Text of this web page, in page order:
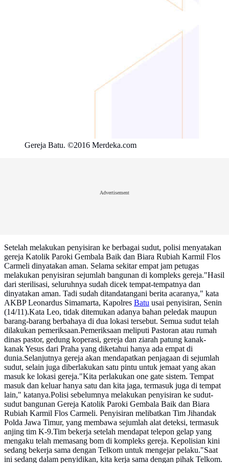
Gereja Batu. ©2016 Merdeka.com
Advertisement
Setelah melakukan penyisiran ke berbagai sudut, polisi menyatakan
gereja Katolik Paroki Gembala Baik dan Biara Rubiah Karmil Flos
Carmeli dinyatakan aman. Selama sekitar empat jam petugas
melakukan penyisiran sejumlah bangunan di kompleks gereja."Hasil
dari sterilisasi, seluruhnya sudah dicek tempat-tempatnya dan
dinyatakan aman. Tadi sudah ditandatangani berita acaranya," kata
AKBP Leonardus Simamarta, Kapolres Batu usai penyisiran, Senin
(14/11).Kata Leo, tidak ditemukan adanya bahan peledak maupun
barang-barang berbahaya di dua lokasi tersebut. Semua sudut telah
dilakukan pemeriksaan.Pemeriksaan meliputi Pastoran atau rumah
dinas pastor, gedung koperasi, gereja dan ziarah patung kanak-
kanak Yesus dari Praha yang diketahui hanya ada empat di
dunia.Selanjutnya gereja akan mendapatkan penjagaan di sejumlah
sudut, selain juga diberlakukan satu pintu untuk jemaat yang akan
masuk ke lokasi gereja."Kita perlakukan one gate sistem. Tempat
masuk dan keluar hanya satu dan kita jaga, termasuk juga di tempat
lain," katanya.Polisi sebelumnya melakukan penyisiran ke sudut-
sudut bangunan Gereja Katolik Paroki Gembala Baik dan Biara
Rubiah Karmil Flos Carmeli. Penyisiran melibatkan Tim Jihandak
Polda Jawa Timur, yang membawa sejumlah alat deteksi, termasuk
anjing tim K-9.Tim bekerja setelah mendapat telepon gelap yang
mengaku telah memasang bom di kompleks gereja. Kepolisian kini
sedang bekerja sama dengan Telkom untuk mengejar pelaku."Saat
ini sedang dalam penyidikan, kita kerja sama dengan pihak Telkom.